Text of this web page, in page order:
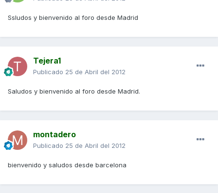
Ssludos y bienvenido al foro desde Madrid
Tejera1
Publicado 25 de Abril del 2012
Saludos y bienvenido al foro desde Madrid.
montadero
Publicado 25 de Abril del 2012
bienvenido y saludos desde barcelona